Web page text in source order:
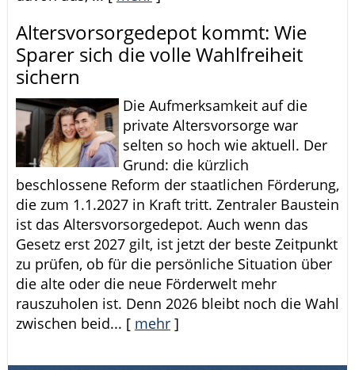
Altersvorsorge­depot kommt: Wie
Sparer sich die volle Wahlfreiheit
sichern
Die Aufmerksamkeit auf die
private Altersvorsorge war
selten so hoch wie aktuell. Der
Grund: die kürzlich
beschlossene Reform der staatlichen Förderung,
die zum 1.1.2027 in Kraft tritt. Zentraler Baustein
ist das Altersvorsorgedepot. Auch wenn das
Gesetz erst 2027 gilt, ist jetzt der beste Zeitpunkt
zu prüfen, ob für die persönliche Situation über
die alte oder die neue Förderwelt mehr
rauszuholen ist. Denn 2026 bleibt noch die Wahl
zwischen beid... [ mehr ]